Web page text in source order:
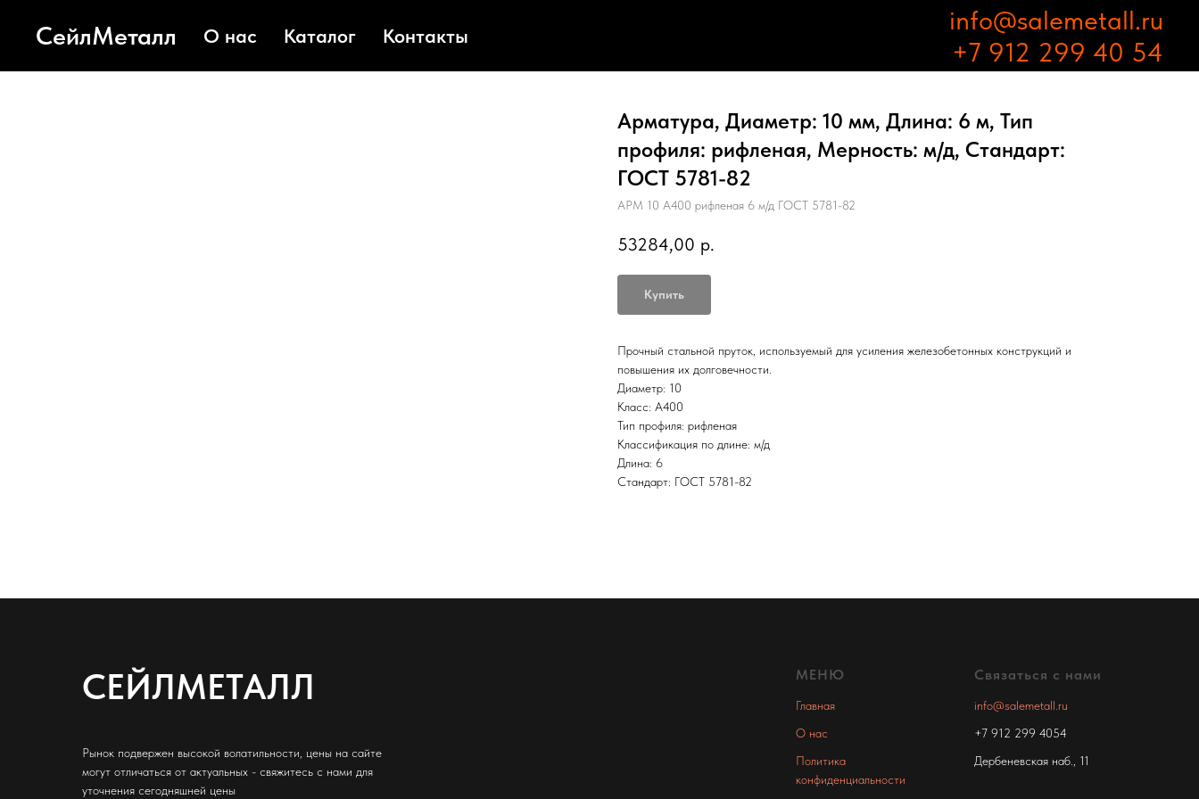
СейлМеталл О нас Каталог Контакты
info@salemetall.ru
+7 912 299 40 54
Арматура, Диаметр: 10 мм, Длина: 6 м, Тип
профиля: рифленая, Мерность: м/д, Стандарт:
ГОСТ 5781-82
АРМ 10 А400 рифленая 6 м/д ГОСТ 5781-82
53284,00 р.
Купить
Прочный стальной пруток, используемый для усиления железобетонных конструкций и
повышения их долговечности.
Диаметр: 10
Класс: А400
Тип профиля: рифленая
Классификация по длине: м/д
Длина: 6
Стандарт: ГОСТ 5781-82
СЕЙЛМЕТАЛЛ
Рынок подвержен высокой волатильности, цены на сайте
могут отличаться от актуальных - свяжитесь с нами для
уточнения сегодняшней цены
МЕНЮ
Главная
О нас
Политика
конфиденциальности
Связаться с нами
info@salemetall.ru
+7 912 299 4054
Дербеневская наб., 11